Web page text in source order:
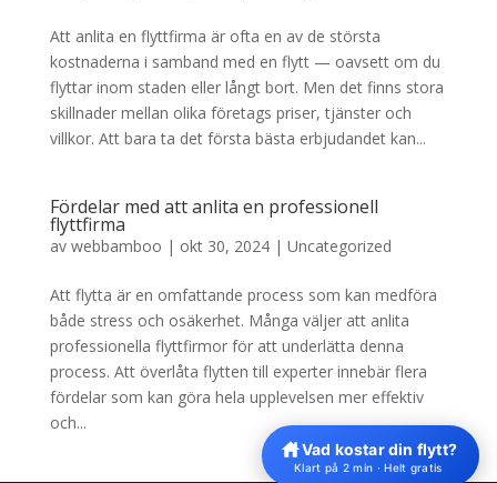
Att anlita en flyttfirma är ofta en av de största
kostnaderna i samband med en flytt — oavsett om du
flyttar inom staden eller långt bort. Men det finns stora
skillnader mellan olika företags priser, tjänster och
villkor. Att bara ta det första bästa erbjudandet kan...
Fördelar med att anlita en professionell
flyttfirma
av webbamboo | okt 30, 2024| Uncategorized
Att flytta är en omfattande process som kan medföra
både stress och osäkerhet. Många väljer att anlita
professionella flyttfirmor för att underlätta denna
process. Att överlåta flytten till experter innebär flera
fördelar som kan göra hela upplevelsen mer effektiv
och...
Vad kostar din flytt?
Klart på 2 min · Helt gratis